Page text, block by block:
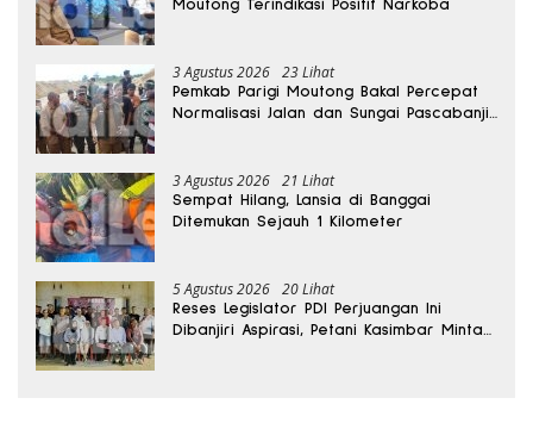
Moutong Terindikasi Positif Narkoba
3 Agustus 2026 23 Lihat
Pemkab Parigi Moutong Bakal Percepat
Normalisasi Jalan dan Sungai Pascabanjir
3 Agustus 2026 21 Lihat
Sempat Hilang, Lansia di Banggai
Ditemukan Sejauh 1 Kilometer
5 Agustus 2026 20 Lihat
Reses Legislator PDI Perjuangan Ini
Dibanjiri Aspirasi, Petani Kasimbar Minta